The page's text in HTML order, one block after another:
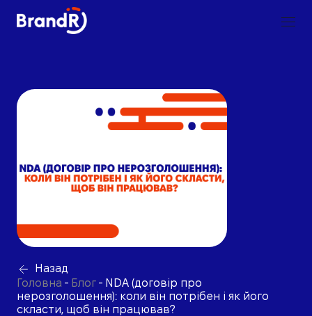
Назад
Головна - Блог - NDA (договір про
нерозголошення): коли він потрібен і як його
скласти, щоб він працював?